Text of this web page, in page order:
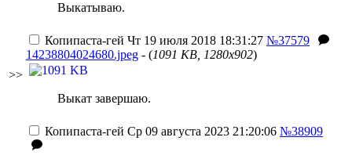
Выкатываю.
>>
Копипаста-гей Чт 19 июля 2018 18:31:27 №37579
14238804024680.jpeg - (1091 KB, 1280x902)
Выкат завершаю.
Копипаста-гей Ср 09 августа 2023 21:20:06 №38909